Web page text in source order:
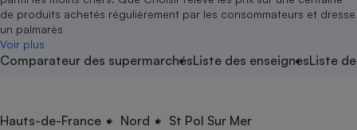
de produits achetés régulièrement par les consommateurs et dresse
un palmarès
Voir plus
Comparateur des supermarchésListe des enseignesListe
Hauts-de-France Nord St Pol Sur Mer
Agriculture
Produit alimentaire
Achat - Vente - Location
Carburant
Marketing - Fidélisation
Air
Eau
Vacances - Tourisme
Lettres types
Rencontrer une association locale
Nous rejoindre
En savoir plus sur Que Choisir Ensemble
?
Nous rejoindre